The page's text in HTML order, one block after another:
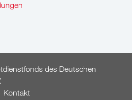
des Deutschen
Kontakt